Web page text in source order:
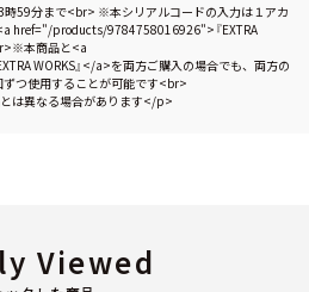
59分まで<br> ※本シリアルコードの入力は１アカ
href="/products/9784758016926">『EXTRA
本商品と<a
WORKS』</a>を両方ご購入の場合でも、両方の
つ使用することが可能です<br>
は異なる場合があります</p>
Viewed